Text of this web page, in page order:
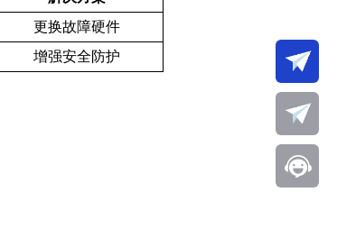
更换故障硬件
增强安全防护